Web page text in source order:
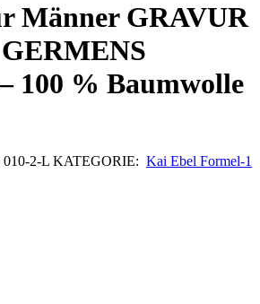
Männer GRAVUR
100 % Baumwolle
010-2-L KATEGORIE: Kai Ebel Formel-1